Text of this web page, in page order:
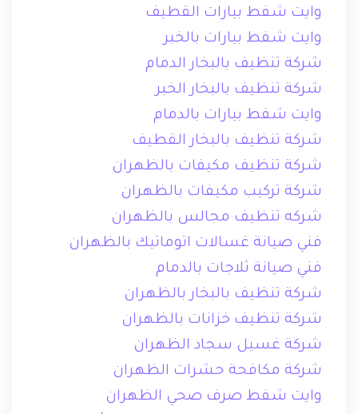
وايت شفط بيارات القطيف
وايت شفط بيارات بالخبر
شركة تنظيف بالبخار الدمام
شركة تنظيف بالبخار الخبر
وايت شفط بيارات بالدمام
شركة تنظيف بالبخار القطيف
شركة تنظيف مكيفات بالظهران
شركة تركيب مكيفات بالظهران
شركه تنظيف مجالس بالظهران
فني صيانة غسالات اتوماتيك بالظهران
فني صيانة ثلاجات بالدمام
شركة تنظيف بالبخار بالظهران
شركة تنظيف خزانات بالظهران
شركة غسيل سجاد الظهران
شركة مكافحة حشرات الظهران
وايت شفط صرف صحي الظهران